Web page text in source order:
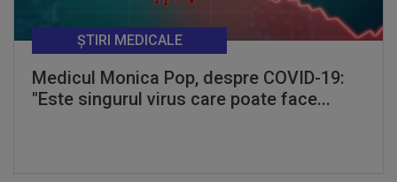
Medicul Monica Pop, despre COVID-19:
"Este singurul virus care poate face...
ȘTIRI MEDICALE